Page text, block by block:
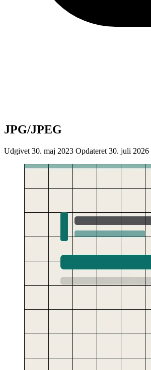
JPG/JPEG
Udgivet 30. maj 2023 Opdateret 30. juli 2026